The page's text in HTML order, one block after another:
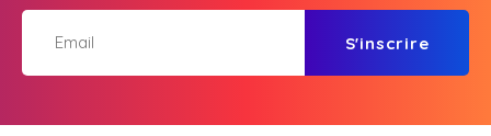
S'inscrire